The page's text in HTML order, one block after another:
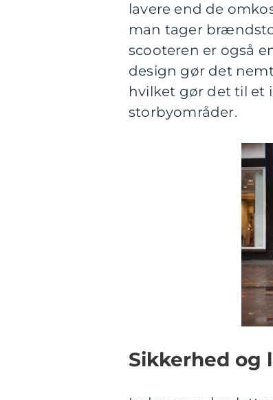
lavere end de
man tager
scooteren er også
design gør det
hvilket gør det til et
storbyområder.
Sikkerhed og